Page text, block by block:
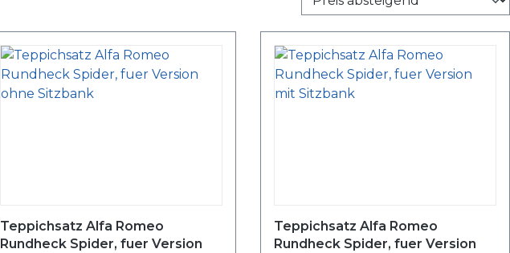
Teppichsatz Alfa Romeo
Rundheck Spider, fuer Version
Teppichsatz Alfa Romeo
Rundheck Spider, fuer Version